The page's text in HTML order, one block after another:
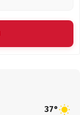
37°